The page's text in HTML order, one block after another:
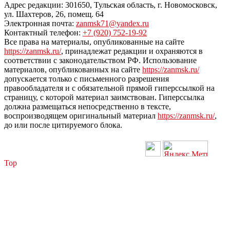
Адрес редакции: 301650, Тульская область, г. Новомосковск,
ул. Шахтеров, 26, помещ. 64
Электронная почта: zanmsk71@yandex.ru
Контактный телефон: +7 (920) 752-19-92
Все права на материалы, опубликованные на сайте
https://zanmsk.ru/, принадлежат редакции и охраняются в
соответствии с законодательством РФ. Использование
материалов, опубликованных на сайте https://zanmsk.ru/
допускается только с письменного разрешения
правообладателя и с обязательной прямой гиперссылкой на
страницу, с которой материал заимствован. Гиперссылка
должна размещаться непосредственно в тексте,
воспроизводящем оригинальный материал https://zanmsk.ru/,
до или после цитируемого блока.
Top